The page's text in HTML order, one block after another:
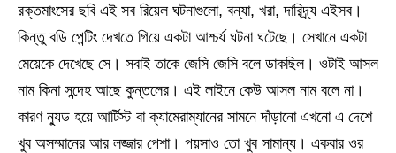
রক্তমাংসের ছবি এই সব রিয়েল ঘটনাগুলো, বন্যা, খরা, দারিদ্র্য এইসব।
কিন্তু বডি পেন্টিং দেখতে গিয়ে একটা আশ্চর্য ঘটনা ঘটেছে। সেখানে একটা
মেয়েকে দেখেছে সে। সবাই তাকে জেসি জেসি বলে ডাকছিল। ওটাই আসল
নাম কিনা সন্দেহ আছে কুন্তলের। এই লাইনে কেউ আসল নাম বলে না।
কারণ ন্যুড হয়ে আর্টিস্ট বা ক্যামেরাম্যানের সামনে দাঁড়ানো এখনো এ দেশে
খুব অসম্মানের আর লজ্জার পেশা। পয়সাও তো খুব সামান্য। একবার ওর